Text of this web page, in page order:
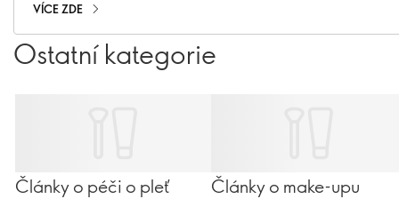
VÍCE ZDE
Ostatní kategorie
Články o péči o pleť Články o make-upu